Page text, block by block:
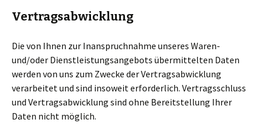
Vertragsabwicklung
Die von Ihnen zur Inanspruchnahme unseres Waren-
und/oder Dienstleistungsangebots übermittelten Daten
werden von uns zum Zwecke der Vertragsabwicklung
verarbeitet und sind insoweit erforderlich. Vertragsschluss
und Vertragsabwicklung sind ohne Bereitstellung Ihrer
Daten nicht möglich.